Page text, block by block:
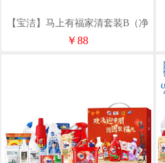
【宝洁】马上有福家清套装B（净
含量2751g)
￥88